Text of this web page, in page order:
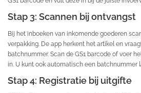
Stap 3: Scannen bij ontvangst
Bij het inboeken van inkomende goederen
verpakking. De app herkent het artikel en
batchnummer. Scan de GS1 barcode of voer
in. U kunt ook automatisch een batchnummer
Stap 4: Registratie bij uitgifte